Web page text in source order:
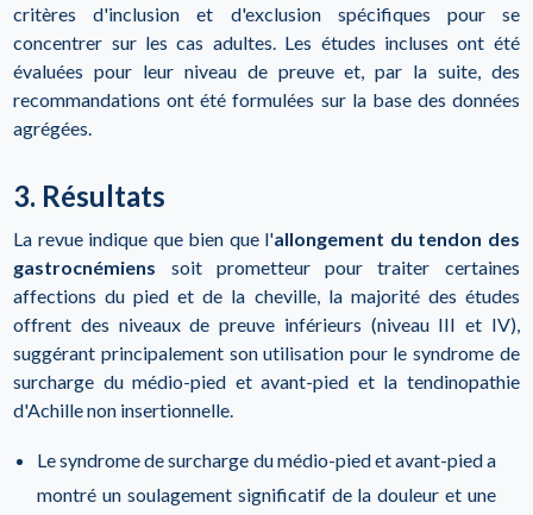
critères d'inclusion et d'exclusion spécifiques pour se
concentrer sur les cas adultes. Les études incluses ont été
évaluées pour leur niveau de preuve et, par la suite, des
recommandations ont été formulées sur la base des données
agrégées.
3. Résultats
La revue indique que bien que l'allongement du tendon des
gastrocnémiens soit prometteur pour traiter certaines
affections du pied et de la cheville, la majorité des études
offrent des niveaux de preuve inférieurs (niveau III et IV),
suggérant principalement son utilisation pour le syndrome de
surcharge du médio-pied et avant-pied et la tendinopathie
d'Achille non insertionnelle.
Le syndrome de surcharge du médio-pied et avant-pied a
montré un soulagement significatif de la douleur et une